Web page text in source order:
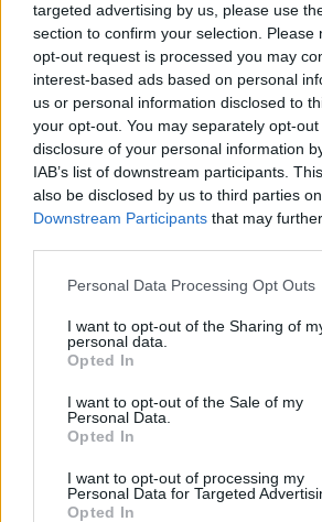
targeted advertising by us, please use
section to confirm your selection. Please
opt-out request is processed you may
interest-based ads based on personal
us or personal information disclosed to
your opt-out. You may separately opt-
disclosure of your personal information
IAB’s list of downstream participants.
also be disclosed by us to third parties
Downstream Participants that may
Personal Data Processing Opt Outs
I want to opt-out of the Sharing of
personal data.
Opted In
I want to opt-out of the Sale of my
Personal Data.
Opted In
I want to opt-out of processing my
Personal Data for Targeted
Opted In
ALTRE NOTIZIE DI VARESE